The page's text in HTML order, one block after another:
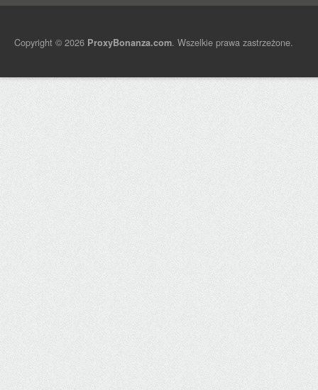
Copyright © 2026 ProxyBonanza.com. Wszelkie prawa zastrzeżone.